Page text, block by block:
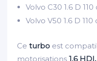
Volvo C30 1.6 D 110
Volvo V50 1.6 D 110
Ce turbo est
motorisations 1.6